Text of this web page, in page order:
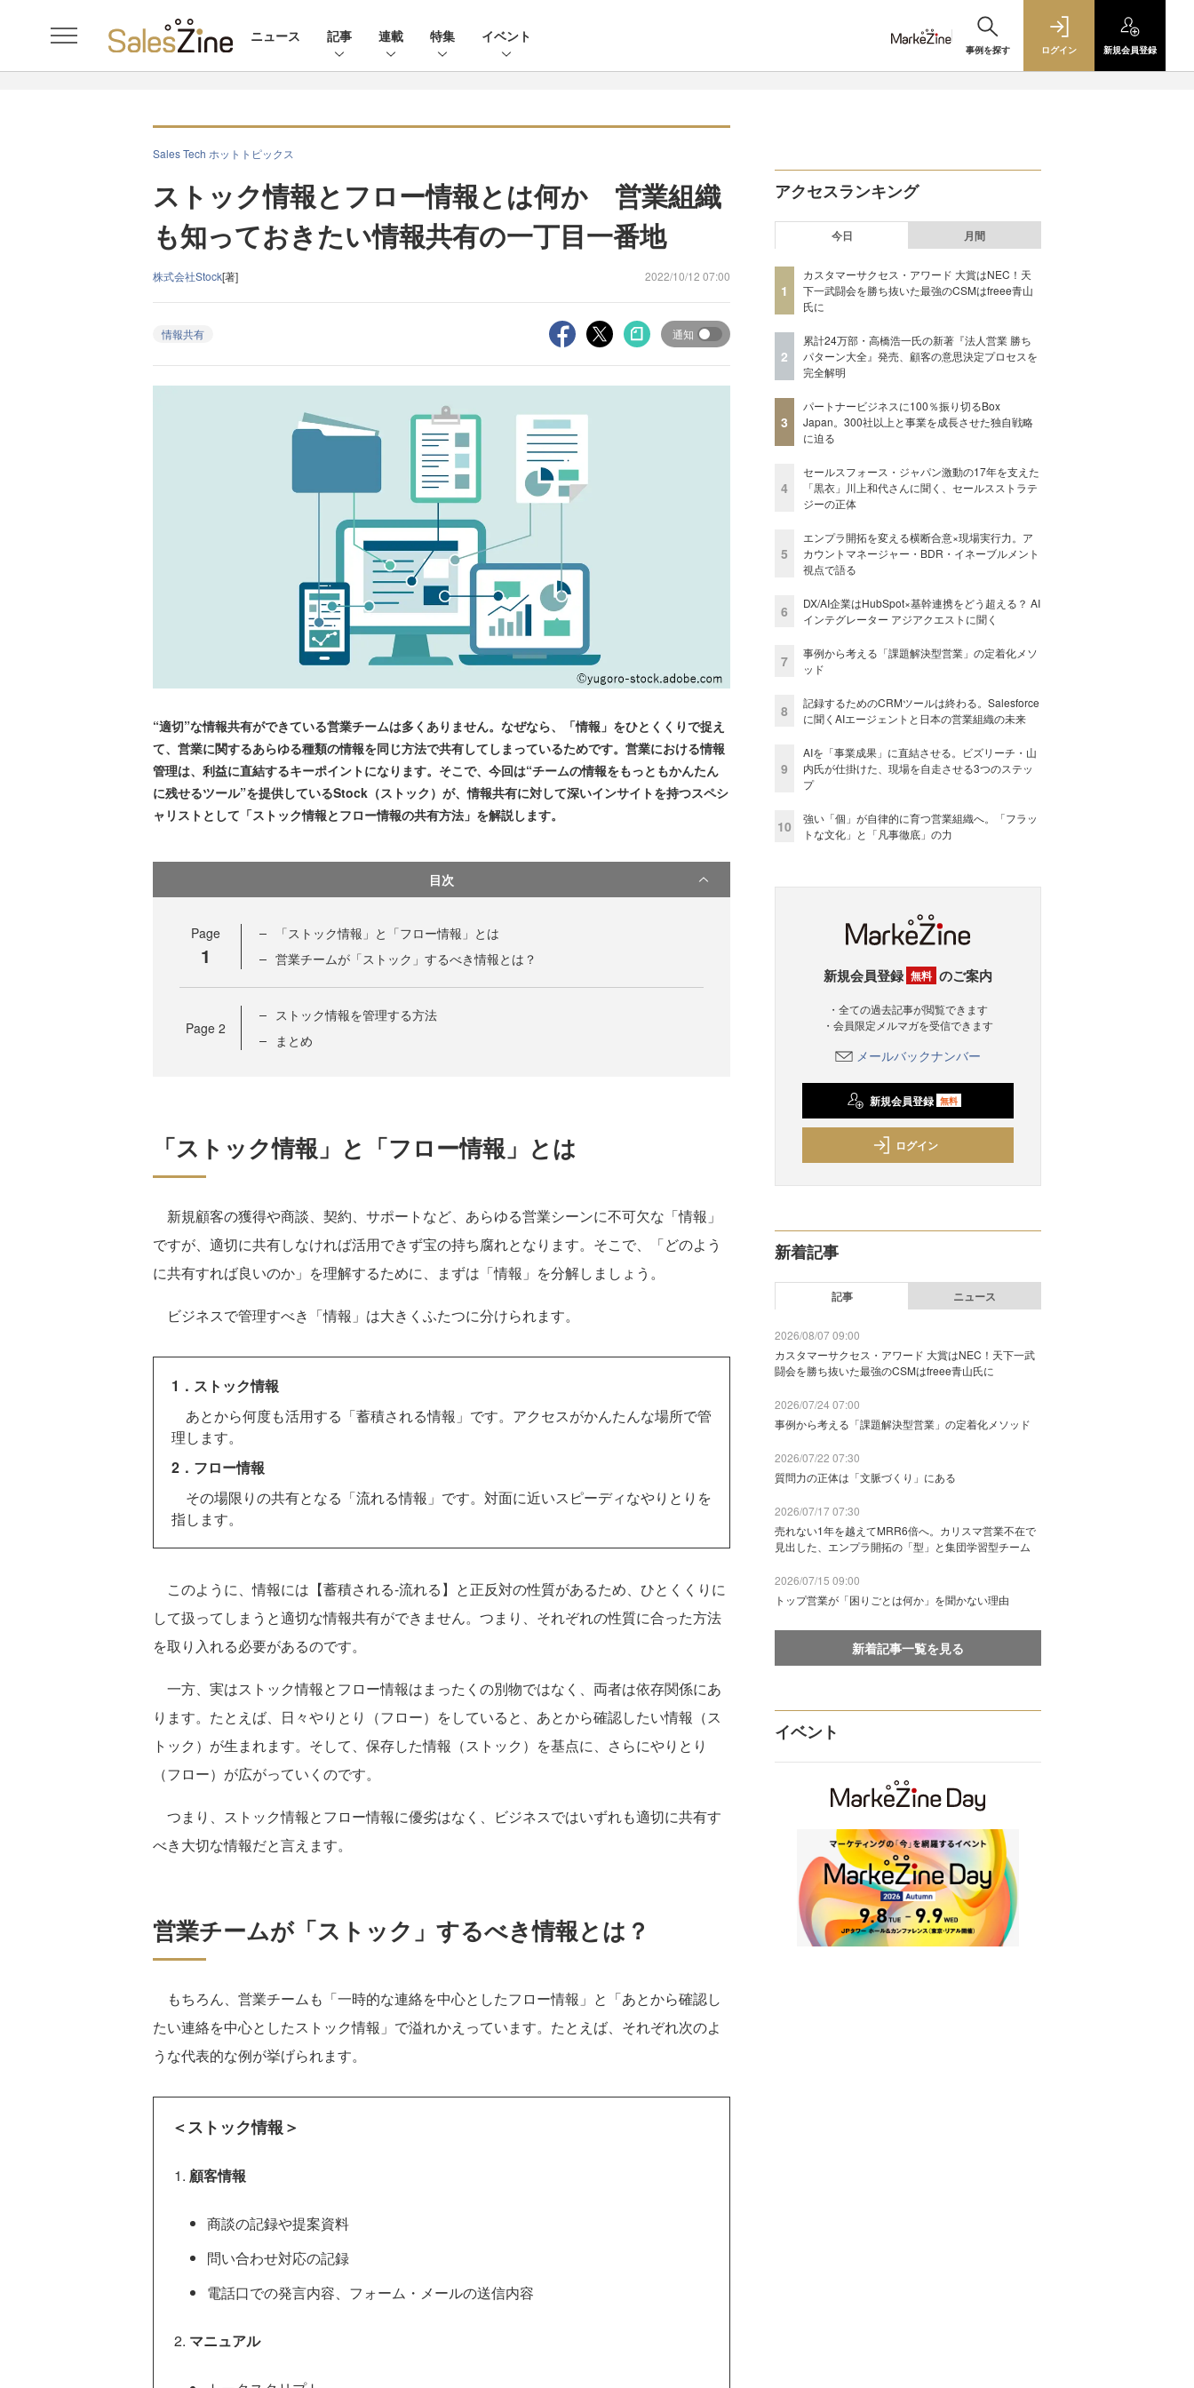
ニュース 記事 連載 特集 イベント
事例を探す ログイン 新規会員登録
Sales Tech ホットトピックス
ストック情報とフロー情報とは何か 営業組織
も知っておきたい情報共有の一丁目一番地
株式会社Stock[著] 2022/10/12 07:00
情報共有 通知
“適切”な情報共有ができている営業チームは多くありません。なぜなら、「情報」をひとくくりで捉え
て、営業に関するあらゆる種類の情報を同じ方法で共有してしまっているためです。営業における情報
管理は、利益に直結するキーポイントになります。そこで、今回は“チームの情報をもっともかんたん
に残せるツール”を提供しているStock（ストック）が、情報共有に対して深いインサイトを持つスペシ
ャリストとして「ストック情報とフロー情報の共有方法」を解説します。
目次
Page
1
「ストック情報」と「フロー情報」とは
営業チームが「ストック」するべき情報とは？
Page 2
ストック情報を管理する方法
まとめ
「ストック情報」と「フロー情報」とは
新規顧客の獲得や商談、契約、サポートなど、あらゆる営業シーンに不可欠な「情報」
ですが、適切に共有しなければ活用できず宝の持ち腐れとなります。そこで、「どのよう
に共有すれば良いのか」を理解するために、まずは「情報」を分解しましょう。
ビジネスで管理すべき「情報」は大きくふたつに分けられます。
1．ストック情報
あとから何度も活用する「蓄積される情報」です。アクセスがかんたんな場所で管
理します。
2．フロー情報
その場限りの共有となる「流れる情報」です。対面に近いスピーディなやりとりを
指します。
このように、情報には【蓄積される-流れる】と正反対の性質があるため、ひとくくりに
して扱ってしまうと適切な情報共有ができません。つまり、それぞれの性質に合った方法
を取り入れる必要があるのです。
一方、実はストック情報とフロー情報はまったくの別物ではなく、両者は依存関係にあ
ります。たとえば、日々やりとり（フロー）をしていると、あとから確認したい情報（ス
トック）が生まれます。そして、保存した情報（ストック）を基点に、さらにやりとり
（フロー）が広がっていくのです。
つまり、ストック情報とフロー情報に優劣はなく、ビジネスではいずれも適切に共有す
べき大切な情報だと言えます。
営業チームが「ストック」するべき情報とは？
もちろん、営業チームも「一時的な連絡を中心としたフロー情報」と「あとから確認し
たい連絡を中心としたストック情報」で溢れかえっています。たとえば、それぞれ次のよ
うな代表的な例が挙げられます。
＜ストック情報＞
顧客情報
商談の記録や提案資料
問い合わせ対応の記録
電話口での発言内容、フォーム・メールの送信内容
マニュアル
アクセスランキング
今日 月間
1
カスタマーサクセス・アワード 大賞はNEC！天
下一武闘会を勝ち抜いた最強のCSMはfreee青山
氏に
2
累計24万部・高橋浩一氏の新著『法人営業 勝ち
パターン大全』発売、顧客の意思決定プロセスを
完全解明
3
パートナービジネスに100％振り切るBox
Japan。300社以上と事業を成長させた独自戦略
に迫る
4
セールスフォース・ジャパン激動の17年を支えた
「黒衣」川上和代さんに聞く、セールスストラテ
ジーの正体
5
エンプラ開拓を変える横断合意×現場実行力。ア
カウントマネージャー・BDR・イネーブルメント
視点で語る
6
DX/AI企業はHubSpot×基幹連携をどう超える？ AI
インテグレーター アジアクエストに聞く
7
事例から考える「課題解決型営業」の定着化メソ
ッド
8
記録するためのCRMツールは終わる。Salesforce
に聞くAIエージェントと日本の営業組織の未来
9
AIを「事業成果」に直結させる。ビズリーチ・山
内氏が仕掛けた、現場を自走させる3つのステッ
プ
10
強い「個」が自律的に育つ営業組織へ。「フラッ
トな文化」と「凡事徹底」の力
新規会員登録 無料 のご案内
・全ての過去記事が閲覧できます
・会員限定メルマガを受信できます
メールバックナンバー
新規会員登録 無料
ログイン
新着記事
記事 ニュース
2026/08/07 09:00
カスタマーサクセス・アワード 大賞はNEC！天下一武
闘会を勝ち抜いた最強のCSMはfreee青山氏に
2026/07/24 07:00
事例から考える「課題解決型営業」の定着化メソッド
2026/07/22 07:30
質問力の正体は「文脈づくり」にある
2026/07/17 07:30
売れない1年を越えてMRR6倍へ。カリスマ営業不在で
見出した、エンプラ開拓の「型」と集団学習型チーム
2026/07/15 09:00
トップ営業が「困りごとは何か」を聞かない理由
新着記事一覧を見る
イベント